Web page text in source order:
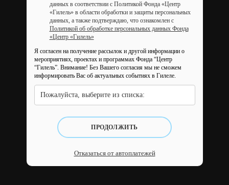
данных в соответствии с Политикой Фонда «Центр
«Гилель» в области обработки и защиты персональных
данных, а также подтверждаю, что ознакомлен с
Политикой об обработке персональных данных Фонда
«Центр «Гилель»
Я согласен на получение рассылок и другой информации о
мероприятиях, проектах и программах Фонда “Центр
“Гилель”. Внимание! Без Вашего согласия мы не сможем
информировать Вас об актуальных событиях в Гилеле.
Пожалуйста, выберите из списка:
ПРОДОЛЖИТЬ
Отказаться от автоплатежей